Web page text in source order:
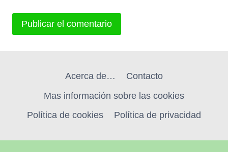
Acerca de…
Contacto
Mas información sobre las cookies
Política de cookies
Política de privacidad